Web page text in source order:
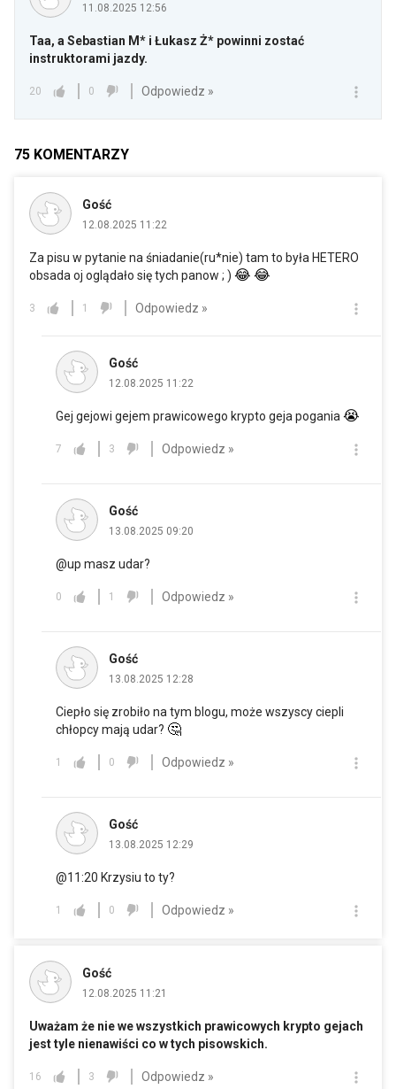
11.08.2025 12:56
Taa, a Sebastian M* i Łukasz Ż* powinni zostać
instruktorami jazdy.
20 0 Odpowiedz »
75 KOMENTARZY
Gość
12.08.2025 11:22
Za pisu w pytanie na śniadanie(ru*nie) tam to była HETERO
obsada oj oglądało się tych panow ; ) 😂 😂
3 1 Odpowiedz »
Gość
12.08.2025 11:22
Gej gejowi gejem prawicowego krypto geja pogania😭
7 3 Odpowiedz »
Gość
13.08.2025 09:20
@up masz udar?
0 1 Odpowiedz »
Gość
13.08.2025 12:28
Ciepło się zrobiło na tym blogu, może wszyscy ciepli
chłopcy mają udar? 🤔
1 0 Odpowiedz »
Gość
13.08.2025 12:29
@11:20 Krzysiu to ty?
1 0 Odpowiedz »
Gość
12.08.2025 11:21
Uważam że nie we wszystkich prawicowych krypto gejach
jest tyle nienawiści co w tych pisowskich.
16 3 Odpowiedz »